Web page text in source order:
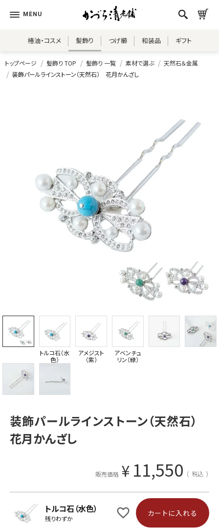
椿油・コスメ 髪飾り つげ櫛 和装品 ギフト
トップページ 髪飾り TOP 髪飾り 一覧 素材で選ぶ
天然石＆金属
装飾パールラインストーン（天然石） 花月かんざし
トルコ石（水
色）
アメジスト
（紫）
アベンチュ
リン（緑）
装飾パールラインストーン（天然石）
花月かんざし
販売価格 ¥ 11,550 税込
トルコ石（水色）
残りわずか
カートに入れる